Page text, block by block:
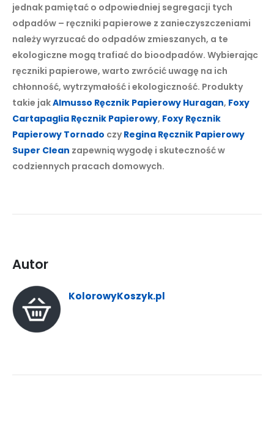
jednak pamiętać o odpowiedniej segregacji tych
odpadów – ręczniki papierowe z zanieczyszczeniami
należy wyrzucać do odpadów zmieszanych, a te
ekologiczne mogą trafiać do bioodpadów. Wybierając
ręczniki papierowe, warto zwrócić uwagę na ich
chłonność, wytrzymałość i ekologiczność. Produkty
takie jakAlmusso Ręcznik Papierowy Huragan, Foxy
Cartapaglia Ręcznik Papierowy, Foxy Ręcznik
Papierowy Tornado czyRegina Ręcznik Papierowy
Super Clean zapewnią wygodę i skuteczność w
codziennych pracach domowych.
Autor
KolorowyKoszyk.pl